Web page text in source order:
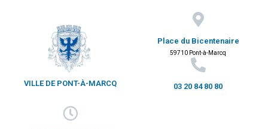
VILLE DE PONT-À-MARCQ
Place du Bicentenaire
59710 Pont-à-Marcq
03 20 84 80 80